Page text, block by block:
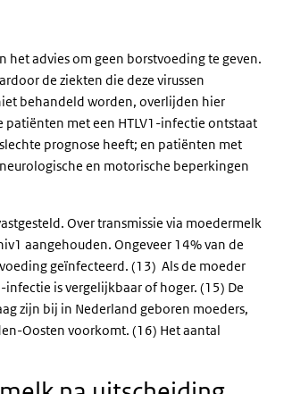
advies om geen borstvoeding te geven.
de ziekten die deze virussen
behandeld worden, overlijden hier
met een HTLV1-infectie ontstaat
prognose heeft; en patiënten met
en motorische beperkingen
Over transmissie via moedermelk
aangehouden. Ongeveer 14% van de
geïnfecteerd. (13) Als de moeder
is vergelijkbaar of hoger. (15) De
zijn bij in Nederland geboren moeders,
Oosten voorkomt. (16) Het aantal